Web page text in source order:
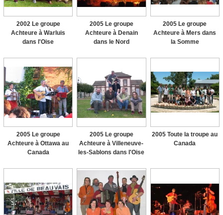
2002 Le groupe
Achteure à Warluis
dans l'Oise
2005 Le groupe
Achteure à Denain
dans le Nord
2005 Le groupe
Achteure à Mers dans
la Somme
2005 Le groupe
Achteure à Ottawa au
Canada
2005 Le groupe
Achteure à Villeneuve-
les-Sablons dans l'Oise
2005 Toute la troupe au
Canada